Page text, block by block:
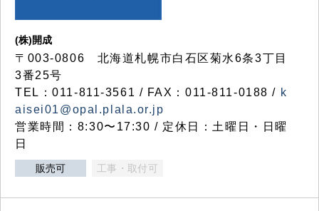
(株)開成
〒003-0806 北海道札幌市白石区菊水6条3丁目
3番25号
TEL：011-811-3561 / FAX：011-811-0188 / k
aisei01@opal.plala.or.jp
営業時間：8:30〜17:30 / 定休日：土曜日・日曜
日
販売可 工事・取付可